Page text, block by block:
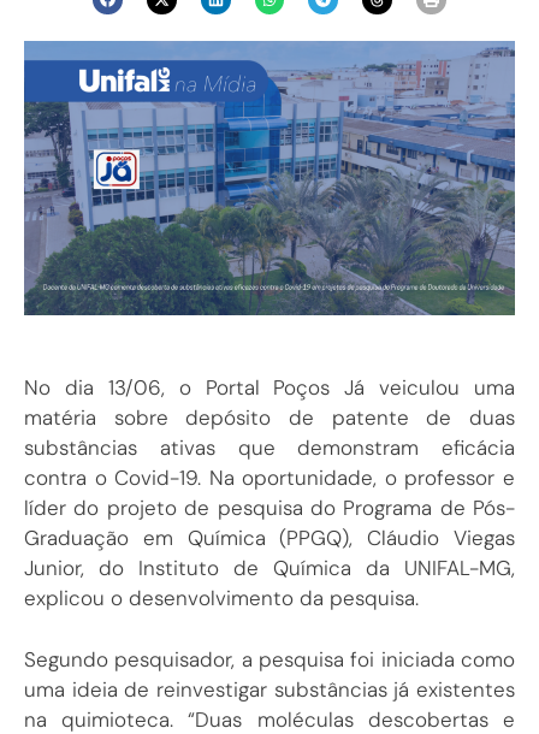
No dia 13/06, o Portal Poços Já veiculou uma
matéria sobre depósito de patente de duas
substâncias ativas que demonstram eficácia
contra o Covid-19. Na oportunidade, o professor e
líder do projeto de pesquisa do Programa de Pós-
Graduação em Química (PPGQ), Cláudio Viegas
Junior, do Instituto de Química da UNIFAL-MG,
explicou o desenvolvimento da pesquisa.
Segundo pesquisador, a pesquisa foi iniciada como
uma ideia de reinvestigar substâncias já existentes
na quimioteca. “Duas moléculas descobertas e